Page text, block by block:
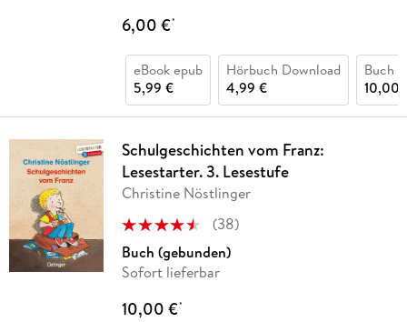
6,00 €*
eBook epub
5,99 €
Hörbuch Download
4,99 €
Buch
10,00
Schulgeschichten vom Franz:
Lesestarter. 3. Lesestufe
Christine Nöstlinger
(38)
Buch (gebunden)
Sofort lieferbar
10,00 €*